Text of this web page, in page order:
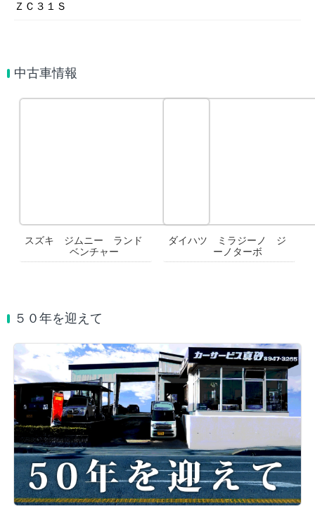
ＺＣ３１Ｓ
中古車情報
スズキ ジムニー ランド
ベンチャー
ダイハツ ミラジーノ ジ
ーノターボ
５０年を迎えて